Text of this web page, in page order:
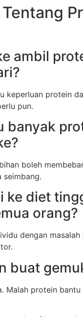
Tentang
ambil
keperluan protein
pun.
banyak
boleh
seimbang.
ke diet
orang?
dengan
buat
Malah protein bantu